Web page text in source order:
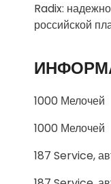
Radix:
российской
1000 Мелочей
1000 Мелочей
187 Service,